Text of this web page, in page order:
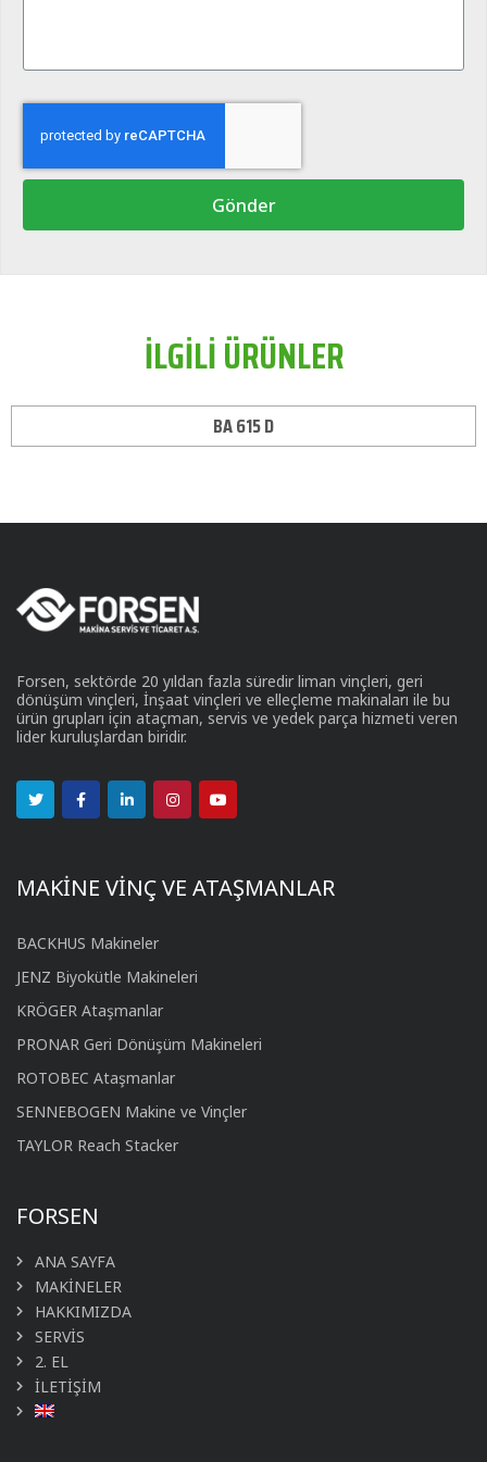
Gönder
İLGİLİ ÜRÜNLER
BA 615 D
Forsen, sektörde 20 yıldan fazla süredir liman vinçleri, geri
dönüşüm vinçleri, İnşaat vinçleri ve elleçleme makinaları ile bu
ürün grupları için ataçman, servis ve yedek parça hizmeti veren
lider kuruluşlardan biridir.
MAKİNE VİNÇ VE ATAŞMANLAR
BACKHUS Makineler
JENZ Biyokütle Makineleri
KRÖGER Ataşmanlar
PRONAR Geri Dönüşüm Makineleri
ROTOBEC Ataşmanlar
SENNEBOGEN Makine ve Vinçler
TAYLOR Reach Stacker
FORSEN
ANA SAYFA
MAKİNELER
HAKKIMIZDA
SERVİS
2. EL
İLETİŞİM